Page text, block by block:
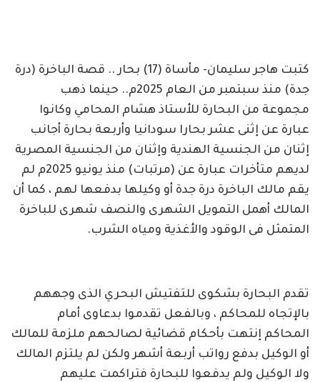
كتبت هاجر سليمان- مأساة (17) بحار .. قصة الباخرة (درة
جدة) منذ سبتمبر من العام 2025م.. حينما ذهب
مجموعة من البحارة للأستاذ هشام المحامي وكانوا
عبارة عن إثنى عشر بحارا سودانيا وأربعة بحارة أجانب
إثنان من الجنسية الهندية وإثنان من الجنسية المصرية
لديهم متأخرات عبارة عن (مرتبات) منذ يونيو 2025م لم
يقم مالك الباخرة درة جدة أو وكيلها بدفعها لهم ، كما أن
المالك أهمل التمويل الشهرى والنصف شهرى للباخرة
المتمثل فى الوقود والأغذية ومياه الشرب.
تقدم البحارة بشكوى للتفتيش البحري الذى وجههم
بالإتجاه للمحاكم ، وبالفعل تقدموا بدعاوى أمام
المحاكم إنتهت بأحكام قضائية لصالحهم ملزمة للمالك
أو الوكيل بدفع رواتب أربعة أشهر ولكن لم يلتزم المالك
ولا الوكيل ولم يدفعوا للبحارة فتراكمت عليهم